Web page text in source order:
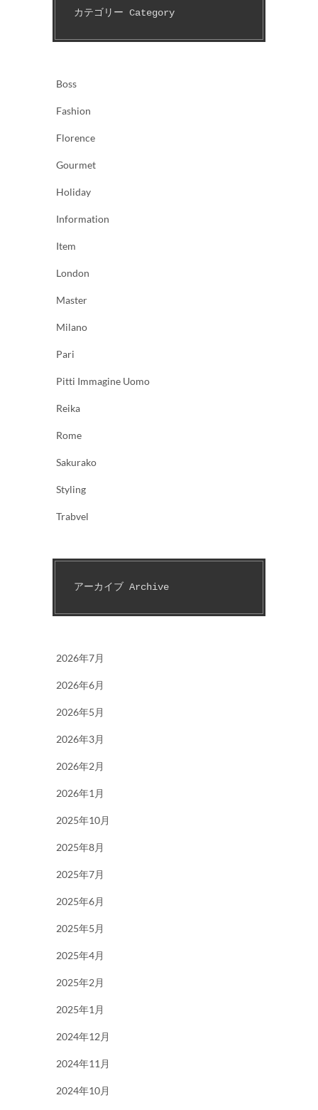
カテゴリー Category
Boss
Fashion
Florence
Gourmet
Holiday
Information
Item
London
Master
Milano
Pari
Pitti Immagine Uomo
Reika
Rome
Sakurako
Styling
Trabvel
アーカイブ Archive
2026年7月
2026年6月
2026年5月
2026年3月
2026年2月
2026年1月
2025年10月
2025年8月
2025年7月
2025年6月
2025年5月
2025年4月
2025年2月
2025年1月
2024年12月
2024年11月
2024年10月